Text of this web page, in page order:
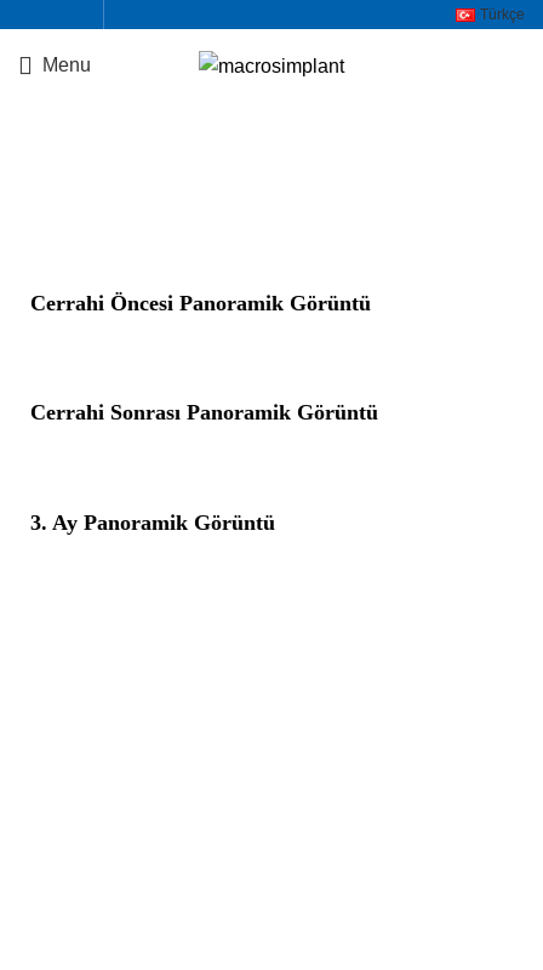
Türkçe
Menu
Cerrahi Öncesi Panoramik Görüntü
Cerrahi Sonrası Panoramik Görüntü
3. Ay Panoramik Görüntü